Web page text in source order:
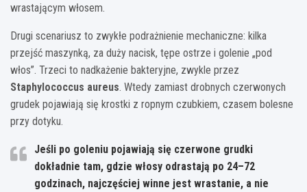
wrastającym włosem.
Drugi scenariusz to zwykłe podrażnienie mechaniczne: kilka
przejść maszynką, za duży nacisk, tępe ostrze i golenie „pod
włos”. Trzeci to nadkażenie bakteryjne, zwykle przez
Staphylococcus aureus. Wtedy zamiast drobnych czerwonych
grudek pojawiają się krostki z ropnym czubkiem, czasem bolesne
przy dotyku.
Jeśli po goleniu pojawiają się czerwone grudki
dokładnie tam, gdzie włosy odrastają po 24–72
godzinach, najczęściej winne jest wrastanie, a nie